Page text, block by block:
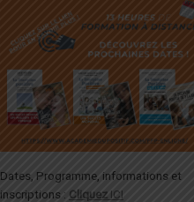
Dates, Programme, informations et
inscriptions : Cliquez ICI